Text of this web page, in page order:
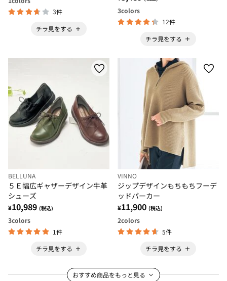
3件
チラ見をする
3colors
12件
チラ見をする
BELLUNA
５Ｅ幅広ギャザーデザイン牛革
シューズ
¥10,989 (税込)
3colors
1件
チラ見をする
VINNO
ジップデザインもちもちフーデ
ッドパーカー
¥11,900 (税込)
2colors
5件
チラ見をする
おすすめ商品をもっと見る